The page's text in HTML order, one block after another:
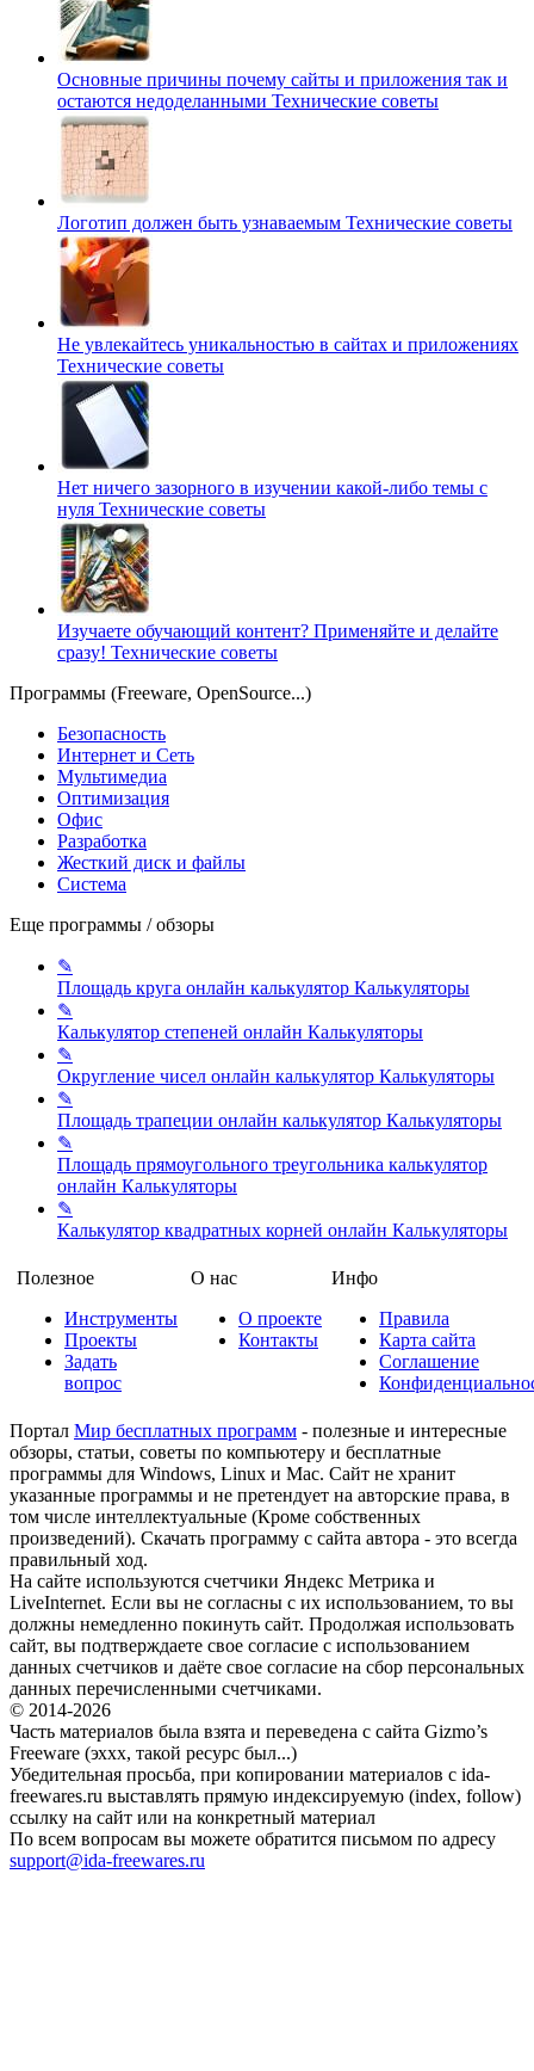
Основные причины почему сайты и приложения так и
остаются недоделанными Технические советы
Логотип должен быть узнаваемым Технические советы
Не увлекайтесь уникальностью в сайтах и приложениях
Технические советы
Нет ничего зазорного в изучении какой-либо темы с
нуля Технические советы
Изучаете обучающий контент? Применяйте и делайте
сразу! Технические советы
Программы (Freeware, OpenSource...)
Безопасность
Интернет и Сеть
Мультимедиа
Оптимизация
Офис
Разработка
Жесткий диск и файлы
Система
Еще программы / обзоры
✎
Площадь круга онлайн калькулятор Калькуляторы
✎
Калькулятор степеней онлайн Калькуляторы
✎
Округление чисел онлайн калькулятор Калькуляторы
✎
Площадь трапеции онлайн калькулятор Калькуляторы
✎
Площадь прямоугольного треугольника калькулятор
онлайн Калькуляторы
✎
Калькулятор квадратных корней онлайн Калькуляторы
Полезное
Инструменты
Проекты
Задать
вопрос
О нас
О проекте
Контакты
Инфо
Правила
Карта сайта
Соглашение
Портал Мир бесплатных программ - полезные и интересные
обзоры, статьи, советы по компьютеру и бесплатные
программы для Windows, Linux и Mac. Сайт не хранит
указанные программы и не претендует на авторские права, в
том числе интеллектуальные (Кроме собственных
произведений). Скачать программу с сайта автора - это всегда
правильный ход.
На сайте используются счетчики Яндекс Метрика и
LiveInternet. Если вы не согласны с их использованием, то вы
должны немедленно покинуть сайт. Продолжая использовать
сайт, вы подтверждаете свое согласие с использованием
данных счетчиков и даёте свое согласие на сбор персональных
данных перечисленными счетчиками.
© 2014-2026
Часть материалов была взята и переведена с сайта Gizmo’s
Freeware (эххх, такой ресурс был...)
Убедительная просьба, при копировании материалов с ida-
freewares.ru выставлять прямую индексируемую (index, follow)
ссылку на сайт или на конкретный материал
По всем вопросам вы можете обратится письмом по адресу
support@ida-freewares.ru